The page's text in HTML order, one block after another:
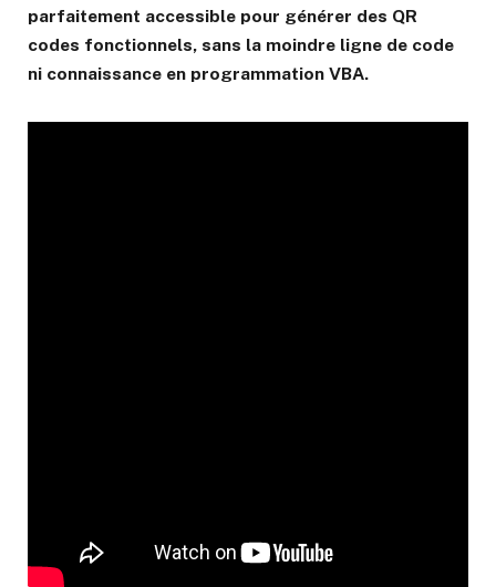
parfaitement accessible pour générer des QR
codes fonctionnels, sans la moindre ligne de code
ni connaissance en programmation VBA.